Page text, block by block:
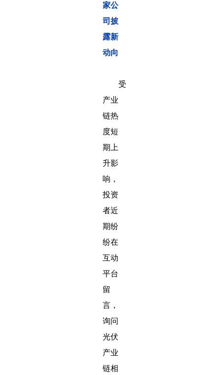
家公
司披
露新
动向
受
产业
链热
度短
期上
升影
响，
投资
者近
期纷
纷在
互动
平台
留
言，
询问
光伏
产业
链相